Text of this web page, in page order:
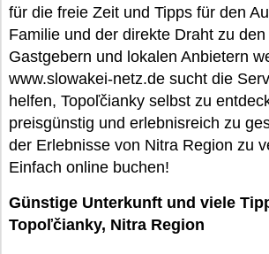
für die freie Zeit und Tipps für den
Familie und der direkte Draht zu den
Gastgebern und lokalen Anbietern
www.slowakei-netz.de sucht die
helfen, Topoľčianky selbst zu
preisgünstig und erlebnisreich zu
der Erlebnisse von Nitra Region zu
Einfach online buchen!
Günstige Unterkunft und viele
Topoľčianky, Nitra Region